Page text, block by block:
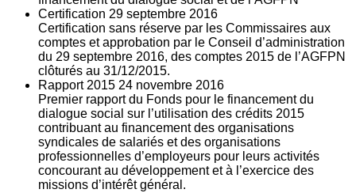
Certification 29 septembre 2016
Certification sans réserve par les Commissaires aux
comptes et approbation par le Conseil d’administration
du 29 septembre 2016, des comptes 2015 de l’AGFPN
clôturés au 31/12/2015.
Rapport 2015 24 novembre 2016
Premier rapport du Fonds pour le financement du
dialogue social sur l’utilisation des crédits 2015
contribuant au financement des organisations
syndicales de salariés et des organisations
professionnelles d’employeurs pour leurs activités
concourant au développement et à l’exercice des
missions d’intérêt général.